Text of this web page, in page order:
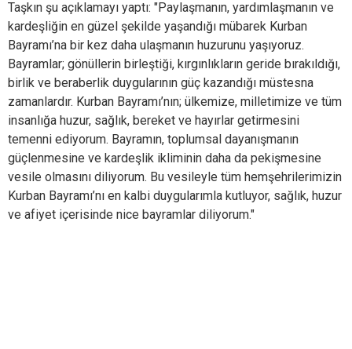
Taşkın şu açıklamayı yaptı: "Paylaşmanın, yardımlaşmanın ve
kardeşliğin en güzel şekilde yaşandığı mübarek Kurban
Bayramı’na bir kez daha ulaşmanın huzurunu yaşıyoruz.
Bayramlar; gönüllerin birleştiği, kırgınlıkların geride bırakıldığı,
birlik ve beraberlik duygularının güç kazandığı müstesna
zamanlardır. Kurban Bayramı’nın; ülkemize, milletimize ve tüm
insanlığa huzur, sağlık, bereket ve hayırlar getirmesini
temenni ediyorum. Bayramın, toplumsal dayanışmanın
güçlenmesine ve kardeşlik ikliminin daha da pekişmesine
vesile olmasını diliyorum. Bu vesileyle tüm hemşehrilerimizin
Kurban Bayramı’nı en kalbi duygularımla kutluyor, sağlık, huzur
ve afiyet içerisinde nice bayramlar diliyorum."